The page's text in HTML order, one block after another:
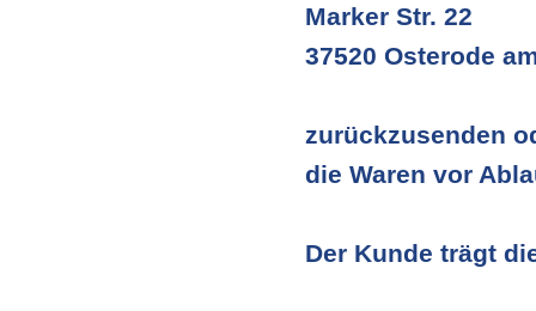
Marker Str. 22
37520 Osterode
zurückzusenden
die Waren vor
Der Kunde trägt